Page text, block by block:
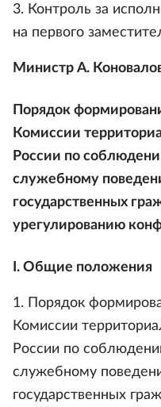
3. Контроль за
на первого
Министр А.
Порядок
Комиссии
России по
служебному
государственных
урегулированию
I. Общие положения
1. Порядок
Комиссии
России по
служебному
государственных